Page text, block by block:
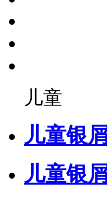
儿童
儿童银
儿童银